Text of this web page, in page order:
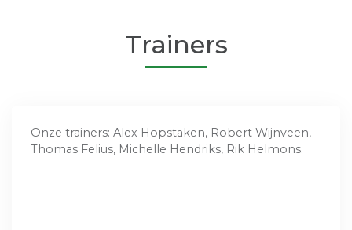
Trainers
Onze trainers: Alex Hopstaken, Robert Wijnveen,
Thomas Felius, Michelle Hendriks, Rik Helmons.